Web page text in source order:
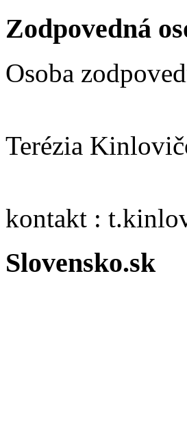
Zodpovedná
Osoba
Terézia
kontakt :
Slovensko.sk